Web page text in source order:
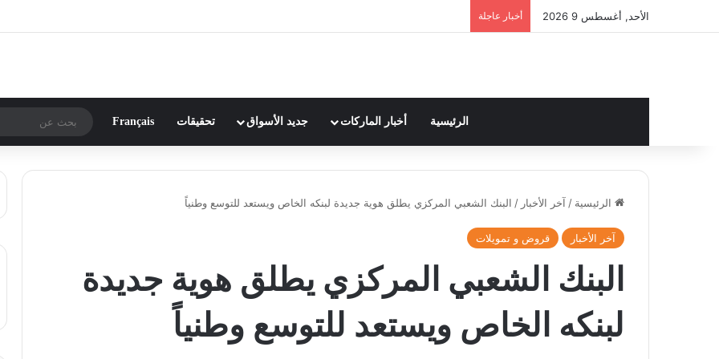
الأحد, أغسطس 9 2026 أخبار عاجلة
الرئيسية أخبار الماركات جديد الأسواق تحقيقات Français
الرئيسية / آخر الأخبار / البنك الشعبي المركزي يطلق هوية جديدة لبنكه الخاص ويستعد للتوسع وطنياً
آخر الأخبار قروض و تمويلات
البنك الشعبي المركزي يطلق هوية جديدة
لبنكه الخاص ويستعد للتوسع وطنياً